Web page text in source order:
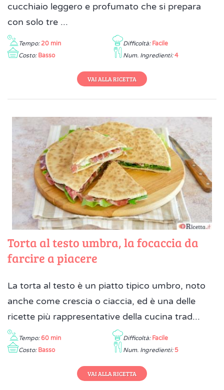
cucchiaio leggero e profumato che si prepara
con solo tre ...
Tempo: 20 min Difficoltà: Facile
Costo: Basso Num. Ingredienti: 4
VAI ALLA RICETTA
Torta al testo umbra, la focaccia da
farcire a piacere
La torta al testo è un piatto tipico umbro, noto
anche come crescia o ciaccia, ed è una delle
ricette più rappresentative della cucina trad...
Tempo: 60 min Difficoltà: Facile
Costo: Basso Num. Ingredienti: 5
VAI ALLA RICETTA